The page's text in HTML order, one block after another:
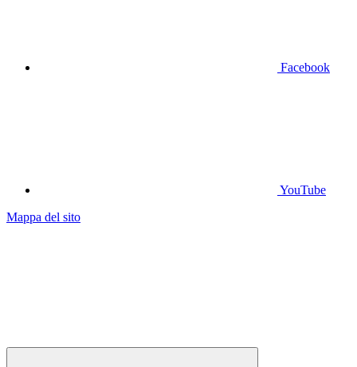
Facebook
YouTube
Mappa del sito